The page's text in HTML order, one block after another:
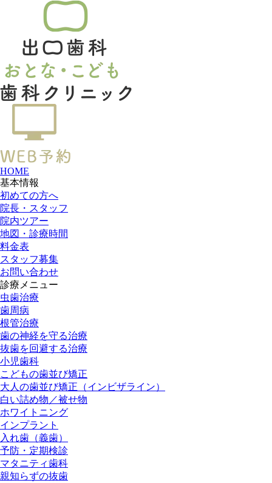
HOME
基本情報
初めての方へ
院長・スタッフ
院内ツアー
地図・診療時間
料金表
スタッフ募集
お問い合わせ
診療メニュー
虫歯治療
歯周病
根管治療
歯の神経を守る治療
抜歯を回避する治療
小児歯科
こどもの歯並び矯正
大人の歯並び矯正（インビザライン）
白い詰め物／被せ物
ホワイトニング
インプラント
入れ歯（義歯）
予防・定期検診
マタニティ歯科
親知らずの抜歯